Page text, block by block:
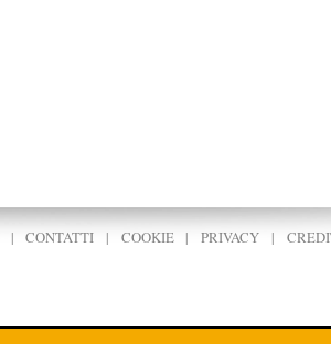
|CONTATTI | COOKIE|PRIVACY |